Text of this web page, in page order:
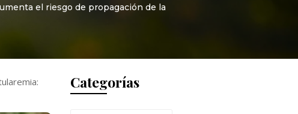
el riesgo de propagación de la
Categorías